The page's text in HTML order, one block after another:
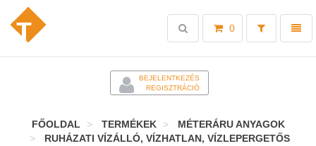
Toggle
0
Toggle
search
BEJELENTKEZÉS
REGISZTRÁCIÓ
FŐOLDAL TERMÉKEK
MÉTERÁRU ANYAGOK
RUHÁZATI VÍZÁLLÓ, VÍZHATLAN, VÍZLEPERGETŐS